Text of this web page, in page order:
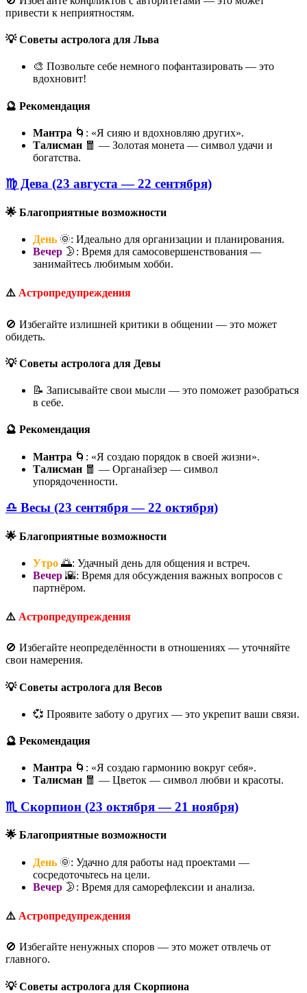
привести к неприятностям.
💡 Советы астролога для Льва
🎨 Позвольте себе немного пофантазировать — это
вдохновит!
🔮 Рекомендация
Мантра 🌀: «Я сияю и вдохновляю других».
Талисман 🧧 — Золотая монета — символ удачи и
богатства.
♍ Дева (23 августа — 22 сентября)
🌟 Благоприятные возможности
День 🌞: Идеально для организации и планирования.
Вечер 🌛: Время для самосовершенствования —
занимайтесь любимым хобби.
⚠️ Астропредупреждения
🚫 Избегайте излишней критики в общении — это может
обидеть.
💡 Советы астролога для Девы
📝 Записывайте свои мысли — это поможет разобраться
в себе.
🔮 Рекомендация
Мантра 🌀: «Я создаю порядок в своей жизни».
Талисман 🧧 — Органайзер — символ
упорядоченности.
♎ Весы (23 сентября — 22 октября)
🌟 Благоприятные возможности
Утро 🌅: Удачный день для общения и встреч.
Вечер 🌇: Время для обсуждения важных вопросов с
партнёром.
⚠️ Астропредупреждения
🚫 Избегайте неопределённости в отношениях — уточняйте
свои намерения.
💡 Советы астролога для Весов
💞 Проявите заботу о других — это укрепит ваши связи.
🔮 Рекомендация
Мантра 🌀: «Я создаю гармонию вокруг себя».
Талисман 🧧 — Цветок — символ любви и красоты.
♏ Скорпион (23 октября — 21 ноября)
🌟 Благоприятные возможности
День 🌞: Удачно для работы над проектами —
сосредоточьтесь на цели.
Вечер 🌛: Время для саморефлексии и анализа.
⚠️ Астропредупреждения
🚫 Избегайте ненужных споров — это может отвлечь от
главного.
💡 Советы астролога для Скорпиона